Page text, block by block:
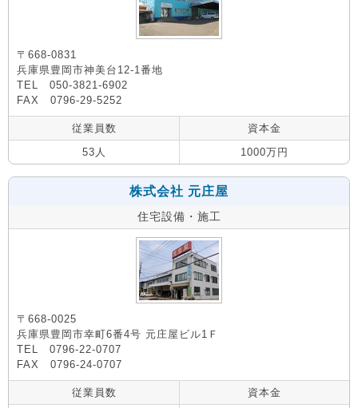
〒668-0831
兵庫県豊岡市神美台12-1番地
TEL 050-3821-6902
FAX 0796-29-5252
従業員数
資本金
53人
1000万円
株式会社 元庄屋
住宅設備・施工
〒668-0025
兵庫県豊岡市幸町6番4号 元庄屋ビル1Ｆ
TEL 0796-22-0707
FAX 0796-24-0707
従業員数
資本金